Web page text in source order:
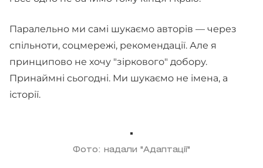
Паралельно ми самі шукаємо авторів — через
спільноти, соцмережі, рекомендації. Але я
принципово не хочу "зіркового" добору.
Принаймні сьогодні. Ми шукаємо не імена, а
історії.
Фото: надали "Адаптації"